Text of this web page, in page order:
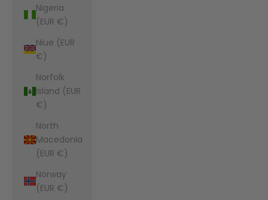
Nigeria
(EUR €)
Niue (EUR
€)
Norfolk
Island (EUR
€)
North
Macedonia
(EUR €)
Norway
(EUR €)